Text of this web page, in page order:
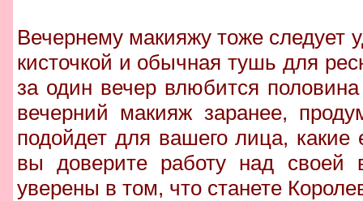
Вечернему макияжу тоже
кисточкой и обычная тушь для
за один вечер влюбится
вечерний макияж заранее,
подойдет для вашего лица, какие
вы доверите работу над своей
уверены в том, что станете